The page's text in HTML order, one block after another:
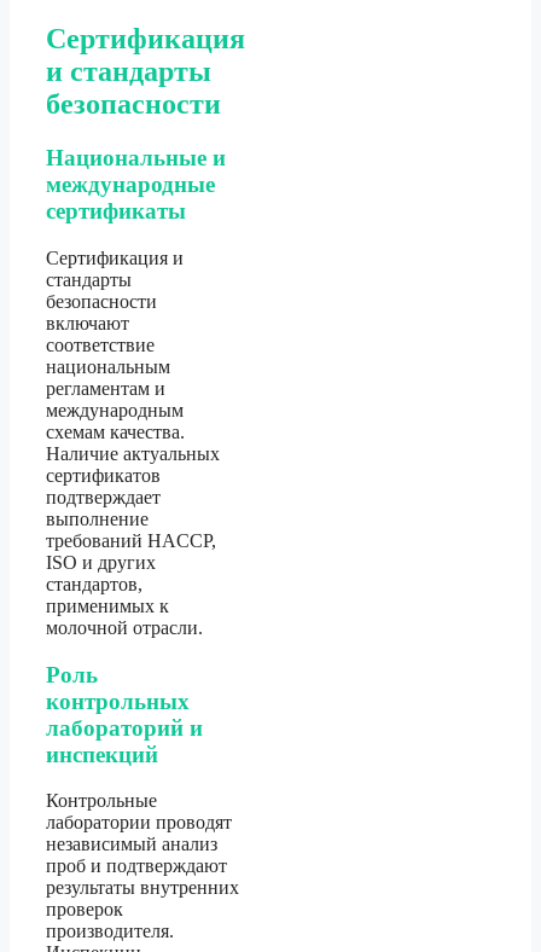
Сертификация
и стандарты
безопасности
Национальные и
международные
сертификаты
Сертификация и
стандарты
безопасности
включают
соответствие
национальным
регламентам и
международным
схемам качества.
Наличие актуальных
сертификатов
подтверждает
выполнение
требований HACCP,
ISO и других
стандартов,
применимых к
молочной отрасли.
Роль
контрольных
лабораторий и
инспекций
Контрольные
лаборатории проводят
независимый анализ
проб и подтверждают
результаты внутренних
проверок
производителя.